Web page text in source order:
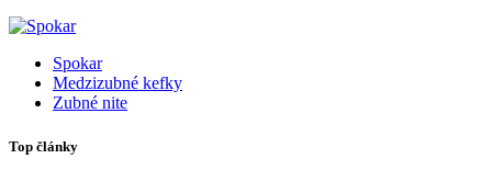
Spokar
Medzizubné kefky
Zubné nite
Top články